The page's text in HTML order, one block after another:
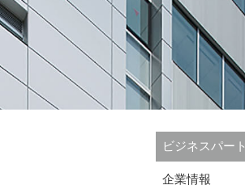
ビジネスパー
企業情報